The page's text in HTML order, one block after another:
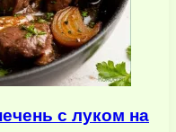
с луком на